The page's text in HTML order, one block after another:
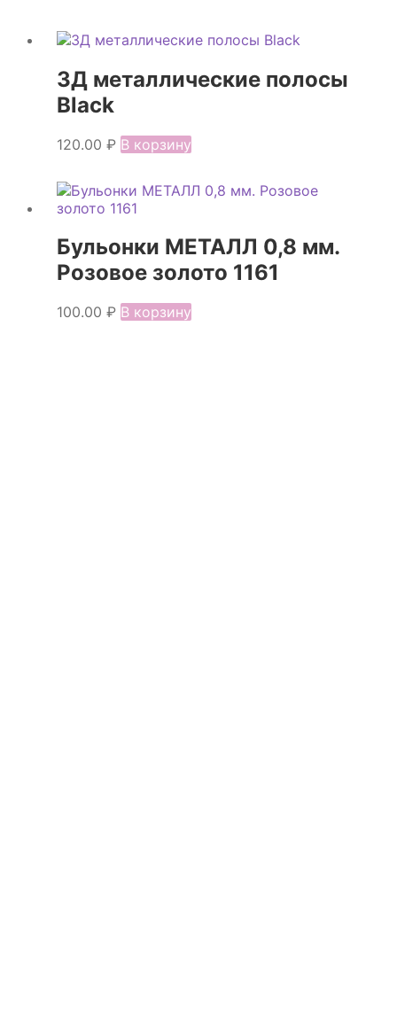
3Д металлические полосы
Black
120.00 ₽ В корзину
Бульонки МЕТАЛЛ 0,8 мм.
Розовое золото 1161
100.00 ₽ В корзину